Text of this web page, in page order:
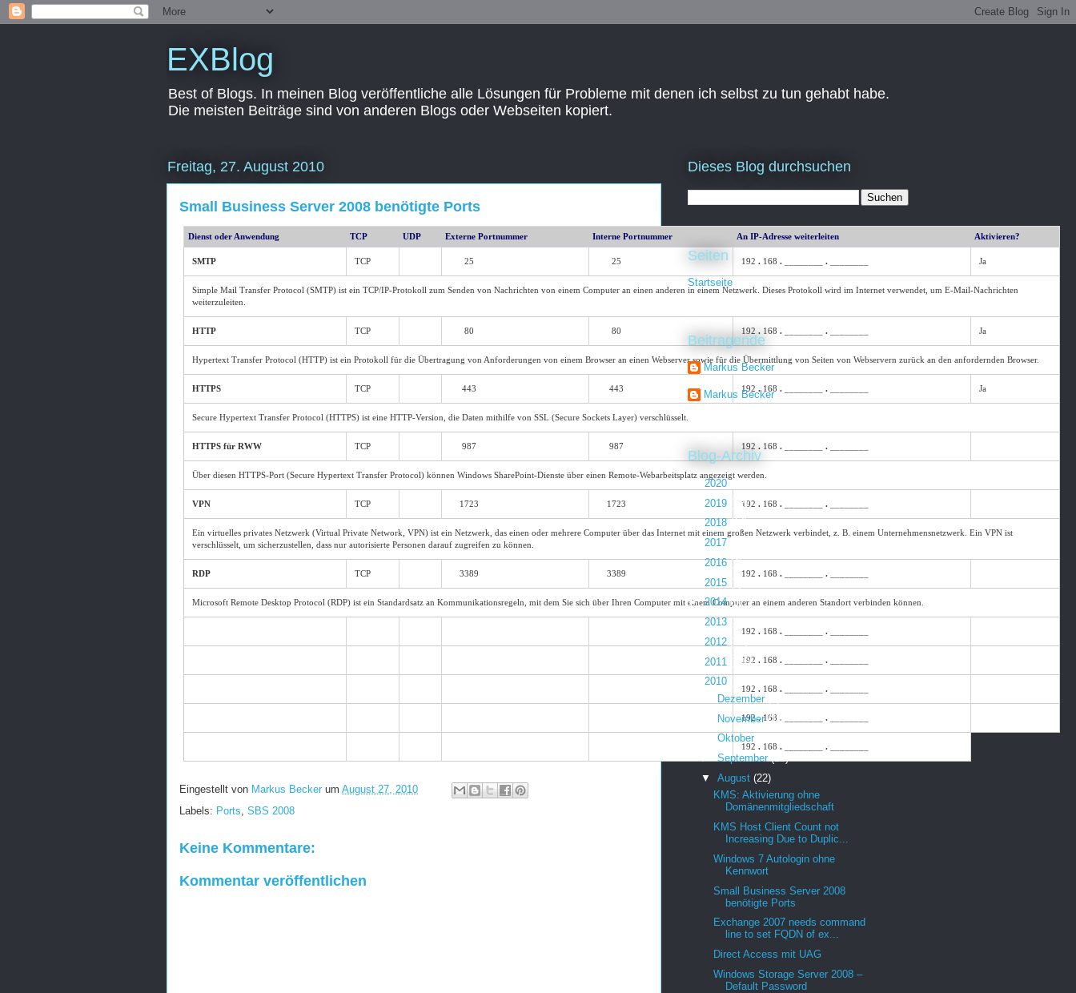
EXBlog
Best of Blogs. In meinen Blog veröffentliche alle Lösungen für Probleme mit denen ich selbst zu tun gehabt habe.
Die meisten Beiträge sind von anderen Blogs oder Webseiten kopiert.
Freitag, 27. August 2010
Small Business Server 2008 benötigte Ports
Dienst oder Anwendung TCP UDP Externe Portnummer Interne Portnummer An IP-Adresse weiterleiten Aktivieren?
SMTP TCP 25 25 192 . 168 . . Ja
Simple Mail Transfer Protocol (SMTP) ist ein TCP/IP-Protokoll zum Senden von Nachrichten von einem Computer an einen anderen in einem Netzwerk. Dieses Protokoll wird im Internet verwendet, um E-Mail-Nachrichten
weiterzuleiten.
HTTP TCP 80 80 192 . 168 . . Ja
Hypertext Transfer Protocol (HTTP) ist ein Protokoll für die Übertragung von Anforderungen von einem Browser an einen Webserver sowie für die Übermittlung von Seiten von Webservern zurück an den anfordernden Browser.
HTTPS TCP 443 443 192 .168 . . Ja
Secure Hypertext Transfer Protocol (HTTPS) ist eine HTTP-Version, die Daten mithilfe von SSL (Secure Sockets Layer) verschlüsselt.
HTTPS für RWW TCP 987 987 192 . 168 . .
Über diesen HTTPS-Port (Secure Hypertext Transfer Protocol) können Windows SharePoint-Dienste über einen Remote-Webarbeitsplatz angezeigt werden.
VPN TCP 1723 1723 192 . 168 . .
Ein virtuelles privates Netzwerk (Virtual Private Network, VPN) ist ein Netzwerk, das einen oder mehrere Computer über das Internet mit einem großen Netzwerk verbindet, z. B. einem Unternehmensnetzwerk. Ein VPN ist
verschlüsselt, um sicherzustellen, dass nur autorisierte Personen darauf zugreifen zu können.
RDP TCP 3389 3389 192 . 168 . .
Microsoft Remote Desktop Protocol (RDP) ist ein Standardsatz an Kommunikationsregeln, mit dem Sie sich über Ihren Computer mit einem Computer an einem anderen Standort verbinden können.
192 . 168 . .
192 . 168 . .
192 . 168 . .
192.168 . .
192 . 168 . .
Eingestellt von Markus Becker um August 27, 2010
Labels: Ports, SBS 2008
Keine Kommentare:
Kommentar veröffentlichen
Dieses Blog durchsuchen
Seiten
Startseite
Beitragende
Markus Becker
Markus Becker
Blog-Archiv
2020(7)
2019 (12)
►2018(14)
2017
►2016(4)
2015 (7)
►2014(6)
2013 (16)
2012 (46)
2011 (100)
2010 (118)
Dezember
November(18)
Oktober
►September(12)
▼ August (22)
KMS: Aktivierung ohne
Domänenmitgliedschaft
KMS Host Client Count not
Increasing Due to Duplic...
Windows 7 Autologin ohne
Kennwort
Small Business Server 2008
benötigte Ports
Exchange 2007 needs command
line to set FQDN of ex...
Direct Access mit UAG
Windows Storage Server 2008 –
Default Password